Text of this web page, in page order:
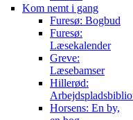
Kom nemt i gang
Furesø: Bogbud
Furesø:
Læsekalender
Greve:
Læsebamser
Hillerød:
Horsens: En by,